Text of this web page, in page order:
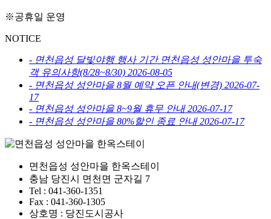
※공휴일 운영
NOTICE
- 면천읍성 달빛야행 행사 기간 면천읍성 성안마을 투숙
객 유의사항(8/28~8/30) 2026-08-05
- 면천읍성 성안마을 8월 예약 오픈 안내(변경) 2026-07-
17
- 면천읍성 성안마을 8~9월 휴무 안내2026-07-17
- 면천읍성 성안마을 80%할인 종료 안내2026-07-17
면천읍성 성안마을 한옥스테이
충남 당진시 면천면 군자길 7
Tel : 041-360-1351
Fax : 041-360-1305
상호명 : 당진도시공사